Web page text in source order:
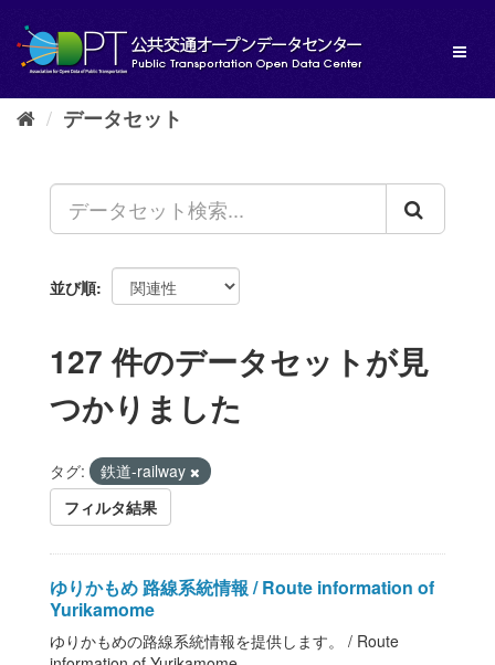
し
データセット
並び順
127 件のデータセットが見
つかりました
タグ:
鉄道-railway
フィルタ結果
ゆりかもめ 路線系統情報 / Route information of
Yurikamome
ゆりかもめの路線系統情報を提供します。 / Route